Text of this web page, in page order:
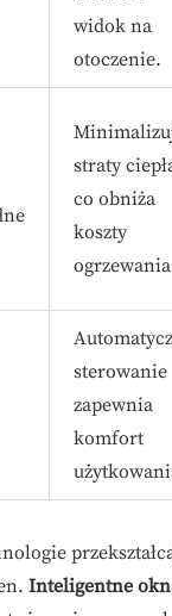
widok na
otoczenie.
straty
co obniża
koszty
sterowanie
zapewnia
komfort
Inteligentne